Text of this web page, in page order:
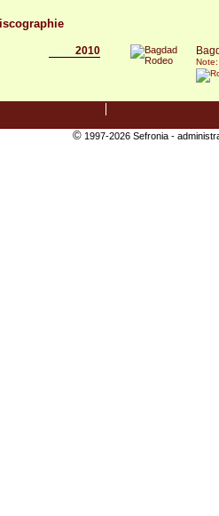
2010
©1997-2026 Sefronia -